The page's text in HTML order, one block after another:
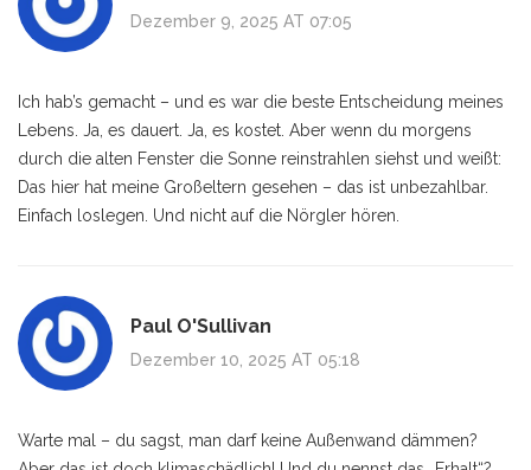
Dezember 9, 2025 AT 07:05
Ich hab’s gemacht – und es war die beste Entscheidung meines
Lebens. Ja, es dauert. Ja, es kostet. Aber wenn du morgens
durch die alten Fenster die Sonne reinstrahlen siehst und weißt:
Das hier hat meine Großeltern gesehen – das ist unbezahlbar.
Einfach loslegen. Und nicht auf die Nörgler hören.
Paul O'Sullivan
Dezember 10, 2025 AT 05:18
Warte mal – du sagst, man darf keine Außenwand dämmen?